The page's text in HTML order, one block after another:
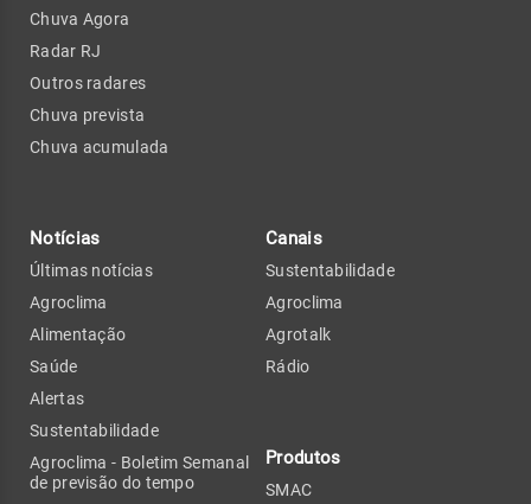
Chuva Agora
Radar RJ
Outros radares
Chuva prevista
Chuva acumulada
Notícias
Últimas notícias
Agroclima
Alimentação
Saúde
Alertas
Sustentabilidade
Agroclima - Boletim Semanal
de previsão do tempo
Canais
Sustentabilidade
Agroclima
Agrotalk
Rádio
Produtos
SMAC